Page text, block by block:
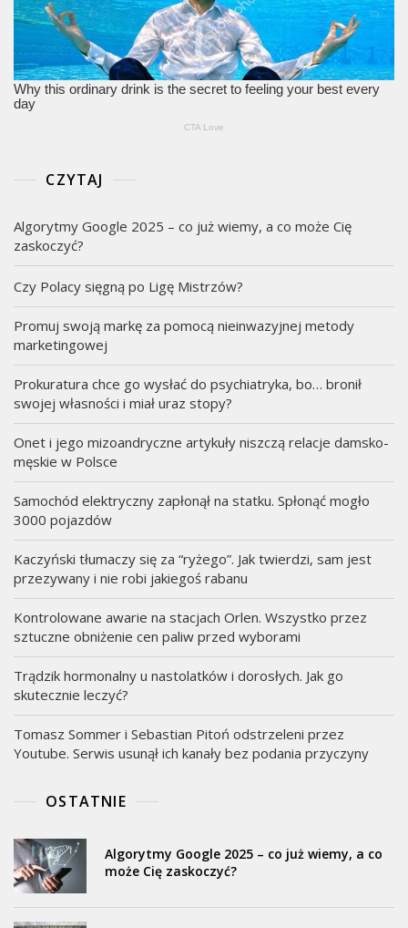
CZYTAJ
Algorytmy Google 2025 – co już wiemy, a co może Cię
zaskoczyć?
Czy Polacy sięgną po Ligę Mistrzów?
Promuj swoją markę za pomocą nieinwazyjnej metody
marketingowej
Prokuratura chce go wysłać do psychiatryka, bo… bronił
swojej własności i miał uraz stopy?
Onet i jego mizoandryczne artykuły niszczą relacje damsko-
męskie w Polsce
Samochód elektryczny zapłonął na statku. Spłonąć mogło
3000 pojazdów
Kaczyński tłumaczy się za “ryżego”. Jak twierdzi, sam jest
przezywany i nie robi jakiegoś rabanu
Kontrolowane awarie na stacjach Orlen. Wszystko przez
sztuczne obniżenie cen paliw przed wyborami
Trądzik hormonalny u nastolatków i dorosłych. Jak go
skutecznie leczyć?
Tomasz Sommer i Sebastian Pitoń odstrzeleni przez
Youtube. Serwis usunął ich kanały bez podania przyczyny
OSTATNIE
Algorytmy Google 2025 – co już wiemy, a co
może Cię zaskoczyć?